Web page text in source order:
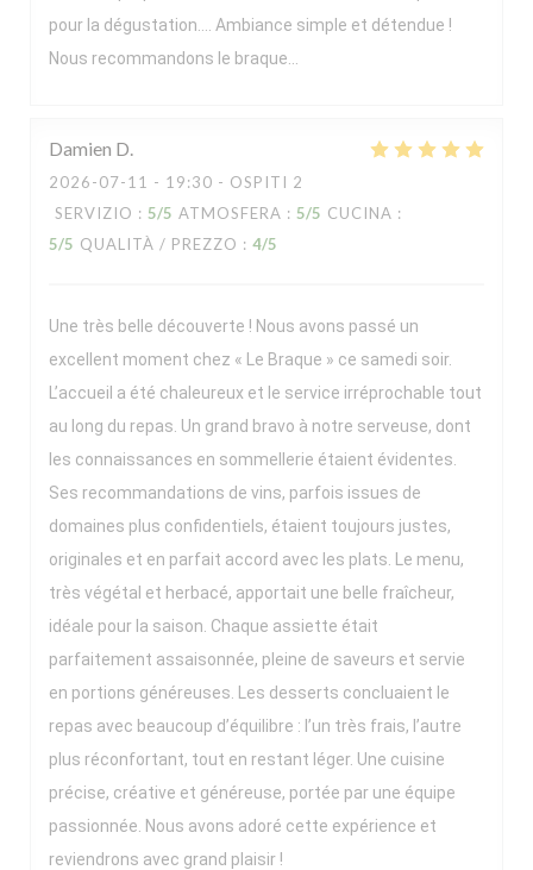
pour la dégustation…. Ambiance simple et détendue !
Nous recommandons le braque…
Damien D
2026-07-11 - 19:30 - OSPITI 2
SERVIZIO : 5/5 ATMOSFERA : 5/5 CUCINA :
5/5 QUALITÀ / PREZZO : 4/5
Une très belle découverte ! Nous avons passé un
excellent moment chez « Le Braque » ce samedi soir.
L’accueil a été chaleureux et le service irréprochable tout
au long du repas. Un grand bravo à notre serveuse, dont
les connaissances en sommellerie étaient évidentes.
Ses recommandations de vins, parfois issues de
domaines plus confidentiels, étaient toujours justes,
originales et en parfait accord avec les plats. Le menu,
très végétal et herbacé, apportait une belle fraîcheur,
idéale pour la saison. Chaque assiette était
parfaitement assaisonnée, pleine de saveurs et servie
en portions généreuses. Les desserts concluaient le
repas avec beaucoup d’équilibre : l’un très frais, l’autre
plus réconfortant, tout en restant léger. Une cuisine
précise, créative et généreuse, portée par une équipe
passionnée. Nous avons adoré cette expérience et
reviendrons avec grand plaisir !